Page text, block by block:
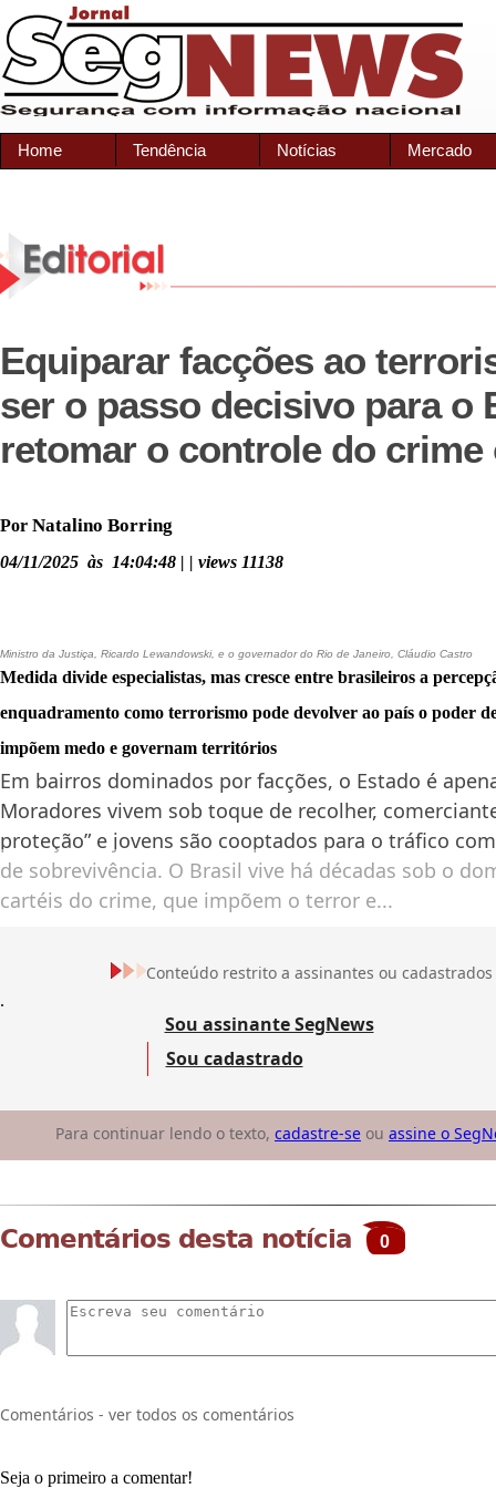
Home Tendência Notícias Mercado
Equiparar facções ao
ser o passo decisivo para o
retomar o controle do crime
Por Natalino Borring
04/11/2025 às 14:04:48 | | views 11138
Ministro da Justiça, Ricardo Lewandowski, e o governador do Rio de Janeiro, Cláudio Castro
Medida divide especialistas, mas cresce entre brasileiros a
enquadramento como terrorismo pode devolver ao país o poder
impõem medo e governam territórios
Em bairros dominados por facções, o Estado é
Moradores vivem sob toque de recolher,
proteção” e jovens são cooptados para o tráfico
de sobrevivência. O Brasil vive há décadas sob o
cartéis do crime, que impõem o terror e...
Conteúdo restrito a assinantes ou cadastrados
.
Sou assinante SegNews
Sou cadastrado
Para continuar lendo o texto, cadastre-se ou assine o
Comentários desta notícia 0
Comentários - ver todos os comentários
Seja o primeiro a comentar!